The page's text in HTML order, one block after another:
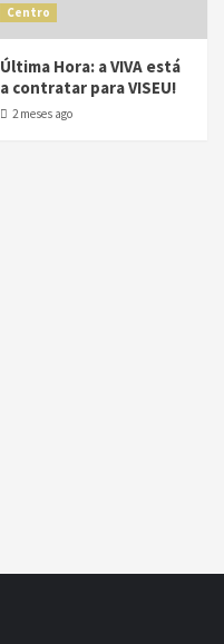
Centro
Última Hora: a VIVA está
a contratar para VISEU!
2 meses ago